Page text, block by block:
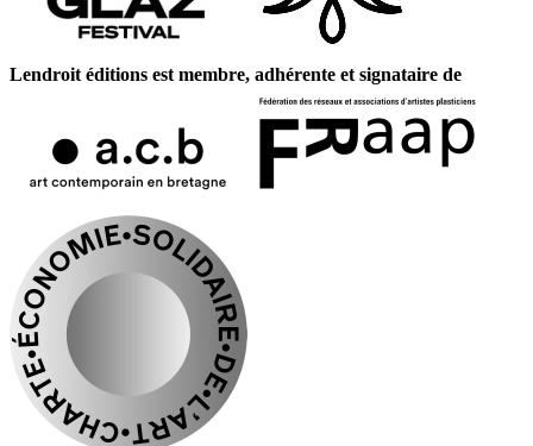
Lendroit éditions est membre, adhérente et signataire de